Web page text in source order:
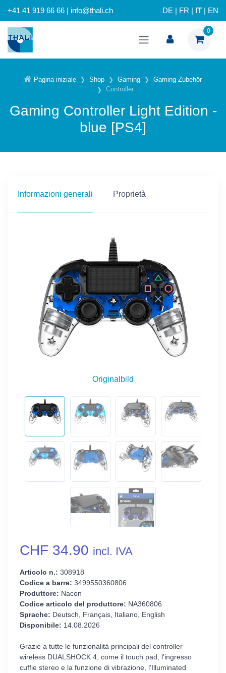
+41 41 919 66 66 | info@thali.ch DE FR IT EN
0
Pagina iniziale Shop Gaming
Gaming-Zubehör
Controller
Gaming Controller Light Edition -
blue [PS4]
Informazioni generali Proprietà
Originalbild
CHF 34.90 incl. IVA
Articolo n.: 308918
Codice a barre: 3499550360806
Produttore: Nacon
Codice articolo del produttore: NA360806
Sprache: Deutsch, Français, Italiano, English
Disponibile: 14.08.2026
Grazie a tutte le funzionalità principali del controller
wireless DUALSHOCK 4, come il touch pad, l'ingresso
cuffie stereo e la funzione di vibrazione, l'Illuminated